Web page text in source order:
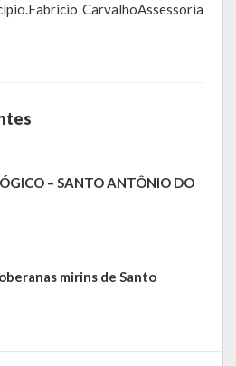
CarvalhoAssessoria
– SANTO ANTÔNIO DO
mirins de Santo